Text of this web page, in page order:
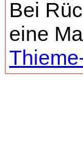
Bei
eine